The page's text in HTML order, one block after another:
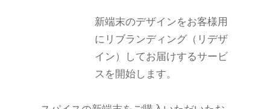
新端末のデザインをお客様用
にリブランディング（リデザ
イン）してお届けするサービ
スを開始します。